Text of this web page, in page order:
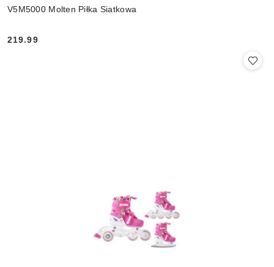
V5M5000 Molten Piłka Siatkowa
Cena:
219.99